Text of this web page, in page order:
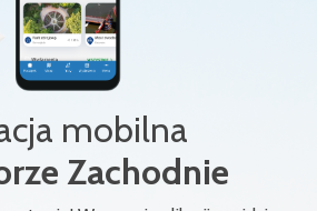
mobilna
Zachodnie